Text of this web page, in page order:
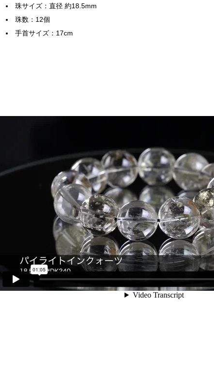
珠サイズ：直径 約18.5mm
珠数：12個
手首サイズ：17cm